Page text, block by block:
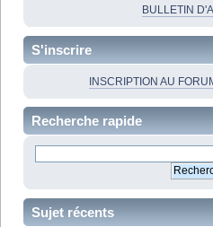
BULLETIN
S'inscrire
INSCRIPTION AU
Recherche rapide
Sujet récents